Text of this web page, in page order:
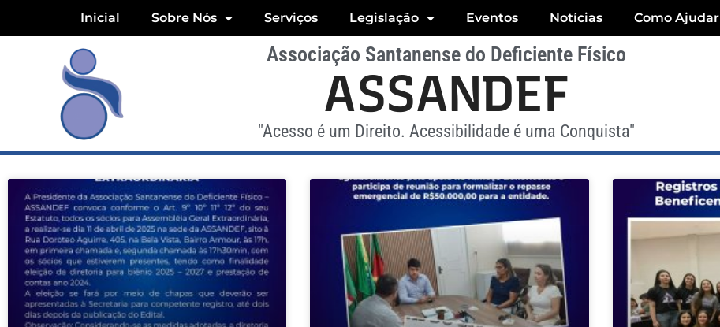
Inicial Sobre Nós Serviços Legislação Eventos Notícias Como Ajudar
Associação Santanense do Deficiente Físico
ASSANDEF
"Acesso é um Direito. Acessibilidade é uma Conquista"